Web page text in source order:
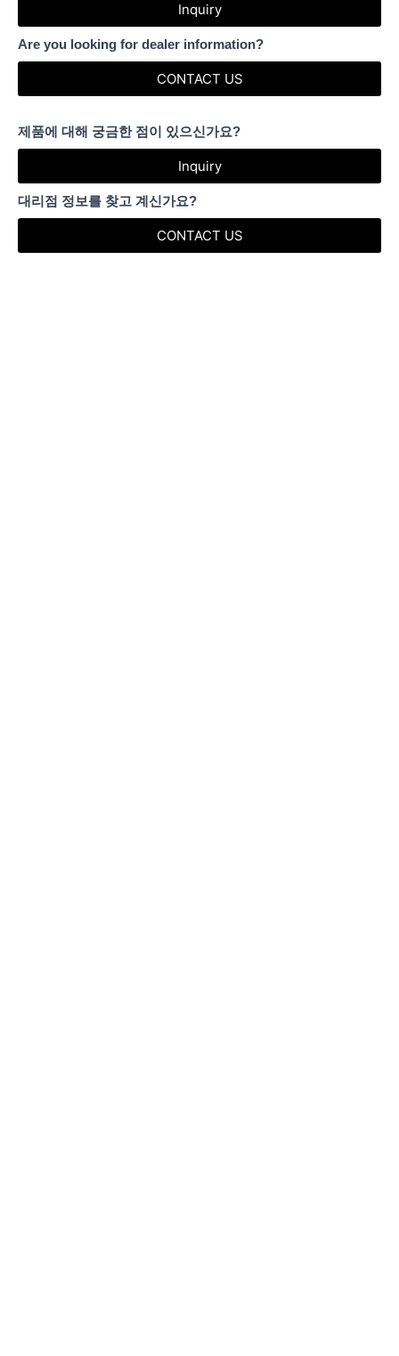
Inquiry
Are you looking for dealer information?
CONTACT US
제품에 대해 궁금한 점이 있으신가요?
Inquiry
대리점 정보를 찾고 계신가요?
CONTACT US